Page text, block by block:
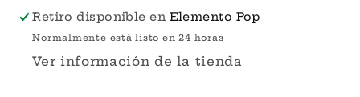
Disney&#39;s
Small
Funko
Disney&#39;s
Small
Funko
Retiro disponible en Elemento Pop
Normalmente está listo en 24 horas
Ver información de la tienda